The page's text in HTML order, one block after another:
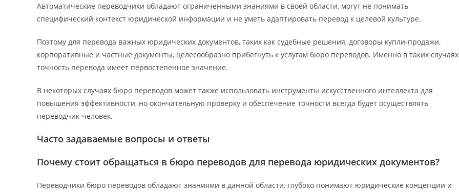
Автоматические переводчики обладают ограниченными знаниями в своей области, могут не понимать
специфический контекст юридической информации и не уметь адаптировать перевод к целевой культуре.
Поэтому для перевода важных юридических документов, таких как судебные решения, договоры купли-продажи,
корпоративные и частные документы, целесообразно прибегнуть к услугам бюро переводов. Именно в таких случаях
точность перевода имеет первостепенное значение.
В некоторых случаях бюро переводов может также использовать инструменты искусственного интеллекта для
повышения эффективности, но окончательную проверку и обеспечение точности всегда будет осуществлять
переводчик-человек.
Часто задаваемые вопросы и ответы
Почему стоит обращаться в бюро переводов для перевода юридических документов?
Переводчики бюро переводов обладают знаниями в данной области, глубоко понимают юридические концепции и